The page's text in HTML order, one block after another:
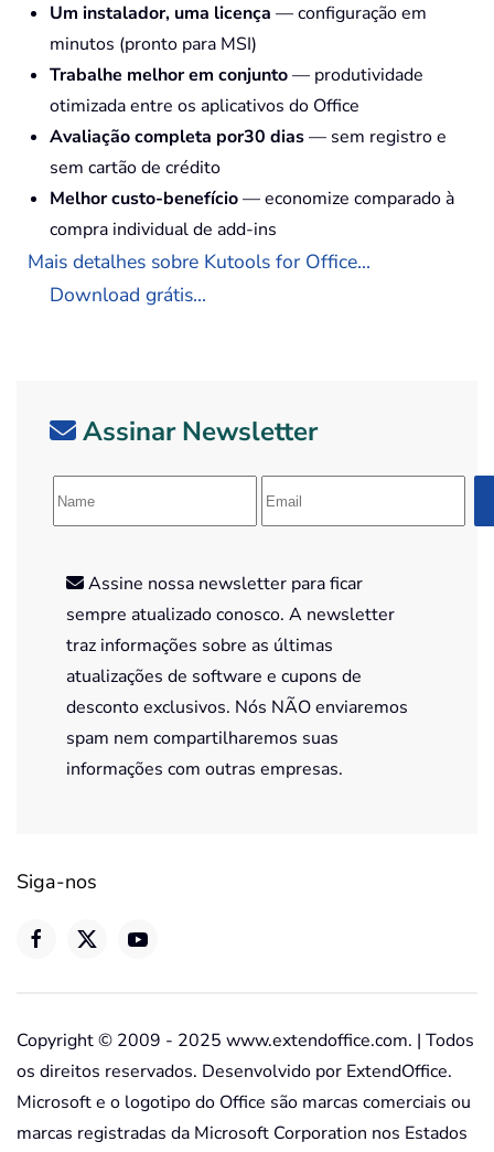
Um instalador, uma licença — configuração em
minutos (pronto para MSI)
Trabalhe melhor em conjunto— produtividade
otimizada entre os aplicativos do Office
Avaliação completa por30 dias— sem registro e
sem cartão de crédito
Melhor custo-benefício— economize comparado à
compra individual de add-ins
Mais detalhes sobre Kutools for Office...
Download grátis...
Assinar Newsletter
Assine nossa newsletter para ficar
sempre atualizado conosco. A newsletter
traz informações sobre as últimas
atualizações de software e cupons de
desconto exclusivos. Nós NÃO enviaremos
spam nem compartilharemos suas
informações com outras empresas.
Siga-nos
Copyright © 2009 - 2025 www.extendoffice.com. | Todos
os direitos reservados. Desenvolvido por ExtendOffice.
Microsoft e o logotipo do Office são marcas comerciais ou
marcas registradas da Microsoft Corporation nos Estados